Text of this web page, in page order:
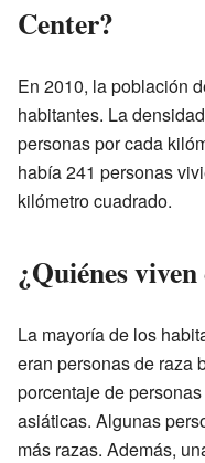
Center?
En 2010, la población
habitantes. La
personas por cada
había 241 personas
kilómetro cuadrado.
¿Quiénes
La mayoría de los
eran personas de raza
porcentaje de
asiáticas. Algunas
más razas. Además,